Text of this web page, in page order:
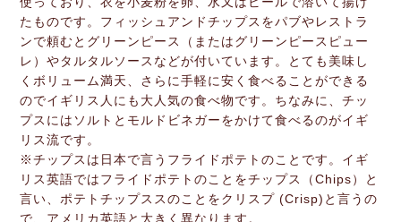
たものです。フィッシュアンドチップスをパブやレストラ
ンで頼むとグリーンピース（またはグリーンピースピュー
レ）やタルタルソースなどが付いています。とても美味し
くボリューム満天、さらに手軽に安く食べることができる
のでイギリス人にも大人気の食べ物です。ちなみに、チッ
プスにはソルトとモルドビネガーをかけて食べるのがイギ
リス流です。
※チップスは日本で言うフライドポテトのことです。イギ
リス英語ではフライドポテトのことをチップス（Chips）と
言い、ポテトチップススのことをクリスプ (Crisp)と言うの
で、アメリカ英語と大きく異なります。